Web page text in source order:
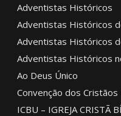
Adventistas Históricos
Adventistas Históricos
Adventistas Históricos
Adventistas Históricos
Ao Deus Único
Convenção dos
ICBU – IGREJA CRISTÃ